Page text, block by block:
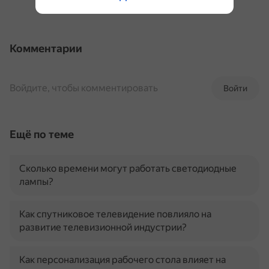
Комментарии
Войти
Войдите, чтобы комментировать
Ещё по теме
Сколько времени могут работать светодиодные
лампы?
Как спутниковое телевидение повлияло на
развитие телевизионной индустрии?
Как персонализация рабочего стола влияет на